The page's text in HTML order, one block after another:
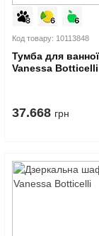
Код товару: 10113848
Тумба для
Vanessa Botticelli
37.668 грн